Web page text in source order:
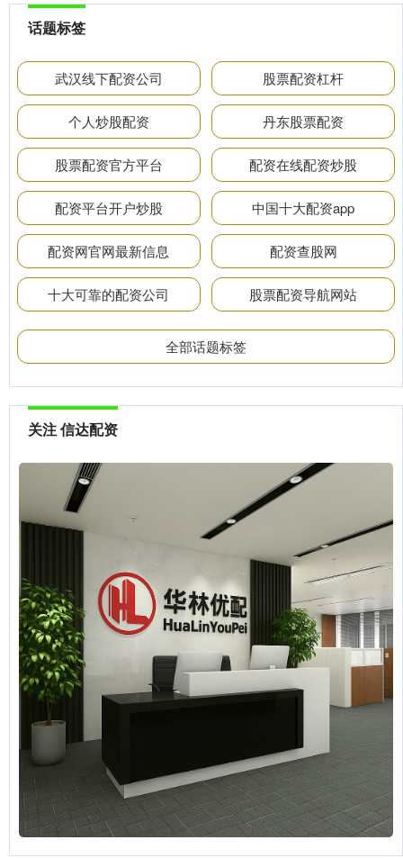
话题标签
武汉线下配资公司 股票配资杠杆
个人炒股配资 丹东股票配资
股票配资官方平台 配资在线配资炒股
配资平台开户炒股 中国十大配资app
配资网官网最新信息 配资查股网
十大可靠的配资公司 股票配资导航网站
全部话题标签
关注 信达配资